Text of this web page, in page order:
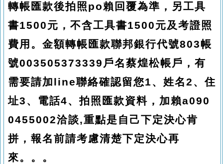
轉帳匯款後拍照po賴回覆為準，另工具
書1500元，不含工具書1500元及考證照
費用。金額轉帳匯款聯邦銀行代號803帳
號003505373339戶名蔡煌松帳戶，有
需要請加line聯絡確認留您1、姓名2、住
址3、電話4、拍照匯款資料，加賴a090
0455002洽談,重點是自己下定決心肯
拼，報名前請考慮清楚下定決心再
來。。。